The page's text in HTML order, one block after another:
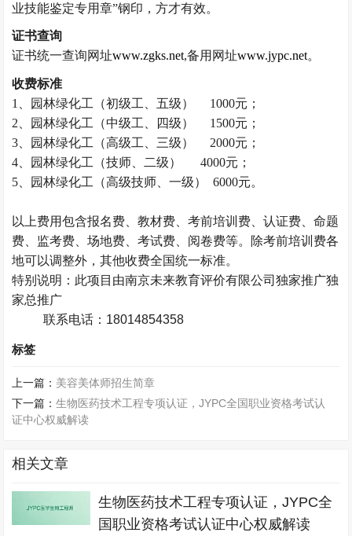
业技能鉴定专用章”钢印，方才有效。
证书查询
证书统一查询网址www.zgks.net,备用网址www.jypc.net。
收费标准
1、 园林绿化工 （初级工、五级）
1000元；
2、 园林绿化工 （中级工、四级）
1500元；
3、 园林绿化工 （高级工、三级）
2000元；
4、 园林绿化工 （技师、二级）
4000元；
5、 园林绿化工 （高级技师、一级） 6000元。
以上费用包含报名费、教材费、考前培训费 、认证费、命题
费、监考费、场地费、考试费、阅卷费等。除考前培训费各
地可以调整外，其他收费全国统一标准。
特别说明：此项目由南京未来教育评价有限公司独家推广独
家总推广
联系电话：18014854358
标签
上一篇： 美容美体师招生简章
下一篇：生物医药技术工程专项认证，JYPC全国职业资格考试认
证中心权威解读
相关文章
生物医药技术工程专项认证，JYPC全
国职业资格考试认证中心权威解读